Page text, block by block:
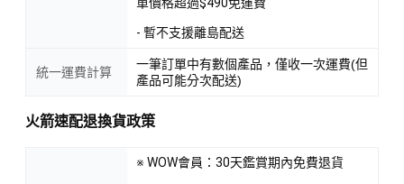
- 暫不支援離島配送
統一運費計算
一筆訂單中有數個產品，僅收一次運費(但
產品可能分次配送)
火箭速配退換貨政策
※ WOW會員：30天鑑賞期內免費退貨